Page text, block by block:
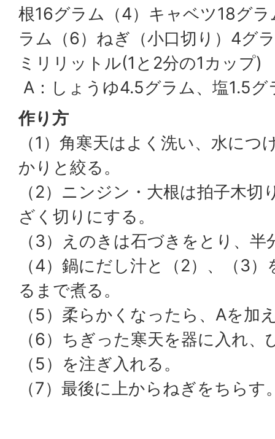
根16グラム（4）キャベツ18グ
ラム（6）ねぎ（小口切り）4グ
ミリリットル(1と2分の1カップ)
A：しょうゆ4.5グラム、塩1.5グ
作り方
（1）角寒天はよく洗い、水につ
かりと絞る。
（2）ニンジン・大根は拍子木
ざく切りにする。
（3）えのきは石づきをとり、半
（4）鍋にだし汁と（2）、（3
るまで煮る。
（5）柔らかくなったら、Aを加
（6）ちぎった寒天を器に入れ
（5）を注ぎ入れる。
（7）最後に上からねぎをちらす